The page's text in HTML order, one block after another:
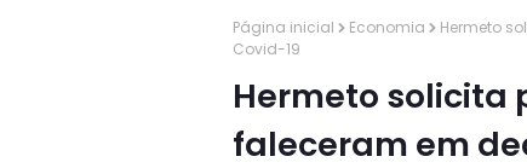
Página inicial Economia
Hermeto
Covid-19
Hermeto solicita
faleceram em